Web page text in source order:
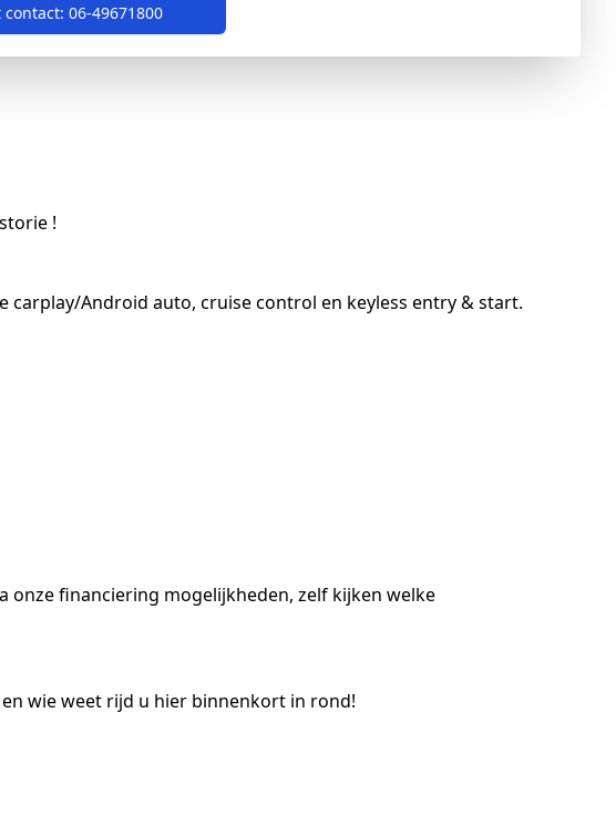
contact: 06-49671800
!
carplay/Android auto, cruise control en keyless entry & start.
onze financiering mogelijkheden, zelf kijken welke
wie weet rijd u hier binnenkort in rond!